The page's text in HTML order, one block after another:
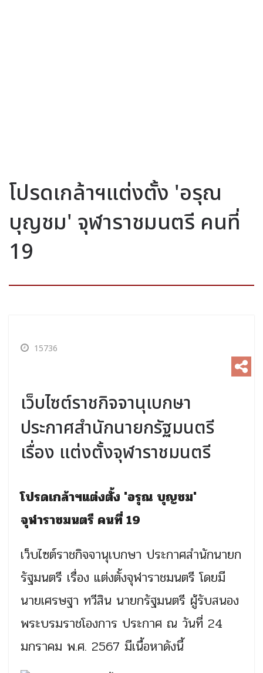
โปรดเกล้าฯแต่งตั้ง 'อรุณ
บุญชม' จุฬาราชมนตรี คนที่
19
15736
เว็บไซต์ราชกิจจานุเบกษา
ประกาศสำนักนายกรัฐมนตรี
เรื่อง แต่งตั้งจุฬาราชมนตรี
โปรดเกล้าฯแต่งตั้ง 'อรุณ บุญชม'
จุฬาราชมนตรี คนที่ 19
เว็บไซต์ราชกิจจานุเบกษา ประกาศสำนักนายก
รัฐมนตรี เรื่อง แต่งตั้งจุฬาราชมนตรี โดยมี
นายเศรษฐา ทวีสิน นายกรัฐมนตรี ผู้รับสนอง
พระบรมราชโองการ ประกาศ ณ วันที่ 24
มกราคม พ.ศ. 2567 มีเนื้อหาดังนี้